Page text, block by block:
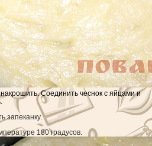
Соединить чеснок с яйцами и
запеканку.
180 градусов.